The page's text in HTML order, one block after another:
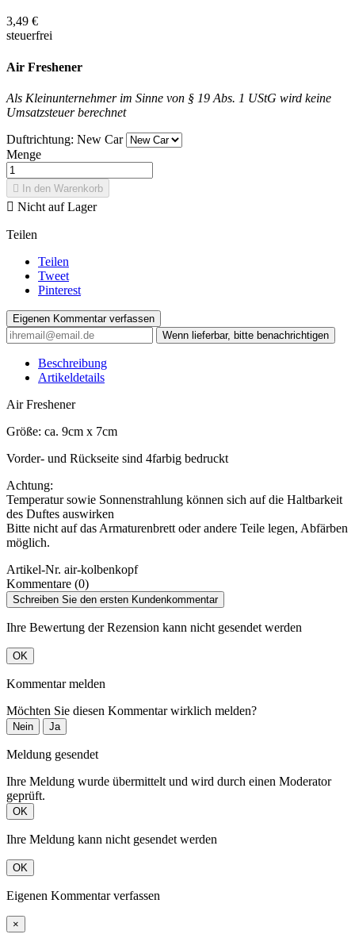
3,49 €
steuerfrei
Air Freshener
Als Kleinunternehmer im Sinne von § 19 Abs. 1 UStG wird keine
Umsatzsteuer berechnet
Duftrichtung: New Car
Menge
 In den Warenkorb
 Nicht auf Lager
Teilen
Teilen
Tweet
Pinterest
Eigenen Kommentar verfassen
Wenn lieferbar, bitte benachrichtigen
Beschreibung
Artikeldetails
Air Freshener
Größe: ca. 9cm x 7cm
Vorder- und Rückseite sind 4farbig bedruckt
Achtung:
Temperatur sowie Sonnenstrahlung können sich auf die Haltbarkeit
des Duftes auswirken
Bitte nicht auf das Armaturenbrett oder andere Teile legen, Abfärben
möglich.
Artikel-Nr. air-kolbenkopf
Kommentare (0)
Schreiben Sie den ersten Kundenkommentar
Ihre Bewertung der Rezension kann nicht gesendet werden
OK
Kommentar melden
Möchten Sie diesen Kommentar wirklich melden?
Nein Ja
Meldung gesendet
Ihre Meldung wurde übermittelt und wird durch einen Moderator
geprüft.
OK
Ihre Meldung kann nicht gesendet werden
OK
Eigenen Kommentar verfassen
×